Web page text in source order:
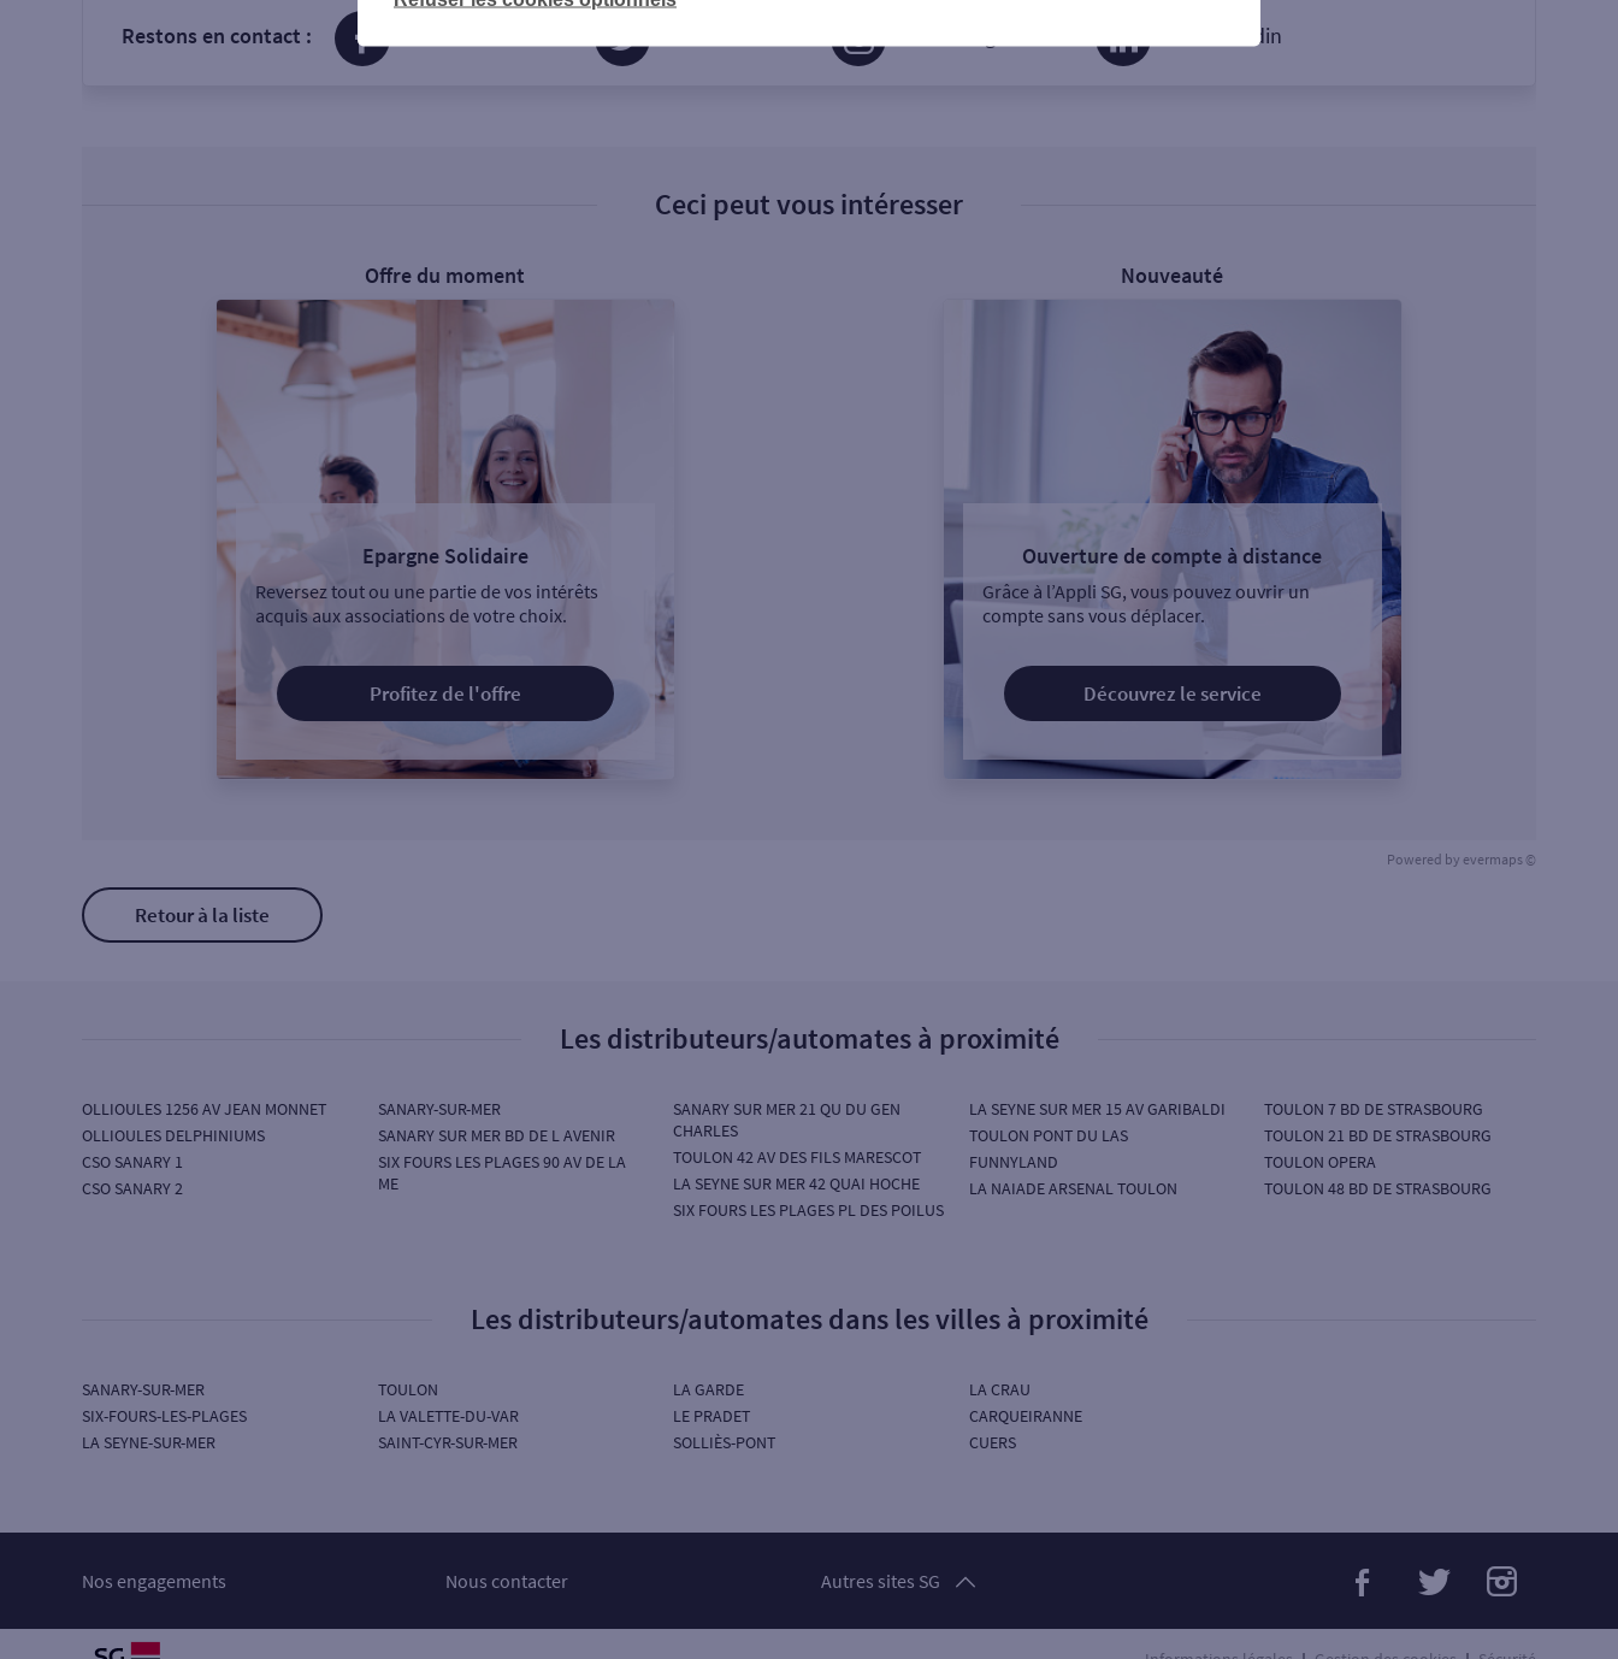
Restons en contact : sur Linkedin
Ceci peut vous intéresser
Offre du moment
Epargne Solidaire
Reversez tout ou une partie de vos intérêts
acquis aux associations de votre choix.
Profitez de l'offre
Nouveauté
Ouverture de compte à distance
Grâce à l’Appli SG, vous pouvez ouvrir un
compte sans vous déplacer.
Découvrez le service
Powered by evermaps ©
Retour à la liste
Les distributeurs/automates à proximité
OLLIOULES 1256 AV JEAN MONNET
OLLIOULES DELPHINIUMS
CSO SANARY 1
CSO SANARY 2
SANARY-SUR-MER
SANARY SUR MER BD DE L AVENIR
SIX FOURS LES PLAGES 90 AV DE LA
ME
SANARY SUR MER 21 QU DU GEN
CHARLES
TOULON 42 AV DES FILS MARESCOT
LA SEYNE SUR MER 42 QUAI HOCHE
SIX FOURS LES PLAGES PL DES POILUS
LA SEYNE SUR MER 15 AV GARIBALDI
TOULON PONT DU LAS
FUNNYLAND
LA NAIADE ARSENAL TOULON
TOULON 7 BD DE STRASBOURG
TOULON 21 BD DE STRASBOURG
TOULON OPERA
TOULON 48 BD DE STRASBOURG
Les distributeurs/automates dans les villes à proximité
SANARY-SUR-MER
SIX-FOURS-LES-PLAGES
LA SEYNE-SUR-MER
TOULON
LA VALETTE-DU-VAR
SAINT-CYR-SUR-MER
LA GARDE
LE PRADET
SOLLIÈS-PONT
LA CRAU
CARQUEIRANNE
CUERS
Nos engagements Nous contacter Autres sites SG